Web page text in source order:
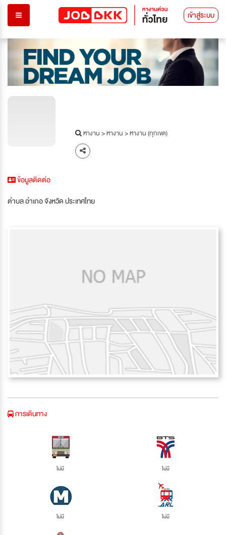
เข้าสู่ระบบ
หางาน>หางาน>หางาน (ทุกเขต)
ข้อมูลติดต่อ
ตำบล อำเภอ จังหวัด ประเทศไทย
การเดินทาง
ไม่มี ไม่มี
ไม่มี ไม่มี